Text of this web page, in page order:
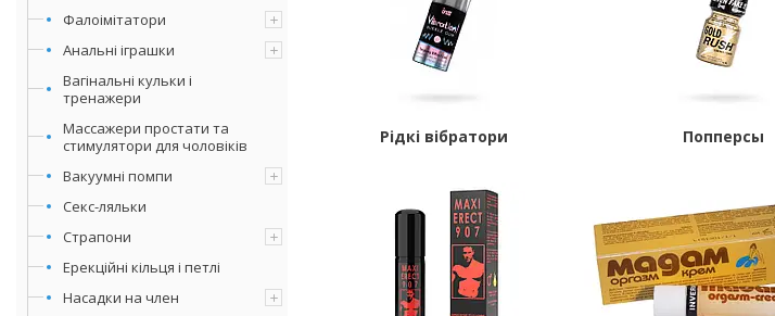
Фалоімітатори
Анальні іграшки
Вагінальні кульки і
тренажери
Массажери простати та
стимулятори для чоловіків
Вакуумні помпи
Секс-ляльки
Страпони
Ерекційні кільця і петлі
Насадки на член
Рідкі вібратори Попперсы